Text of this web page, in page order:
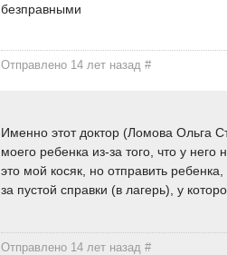
безправными
Отправлено 14 лет назад#
Именно этот доктор (Ломова Ольга
моего ребенка из-за того, что у
это мой косяк, но отправить
за пустой справки (в лагерь), у
Отправлено 14 лет назад#